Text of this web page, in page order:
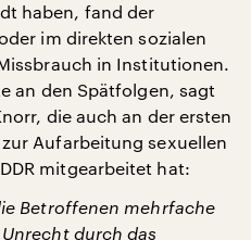
haben, fand der
im direkten sozialen
in Institutionen.
an den Spätfolgen, sagt
die auch an der ersten
Aufarbeitung sexuellen
mitgearbeitet hat:
Betroffenen mehrfache
durch das